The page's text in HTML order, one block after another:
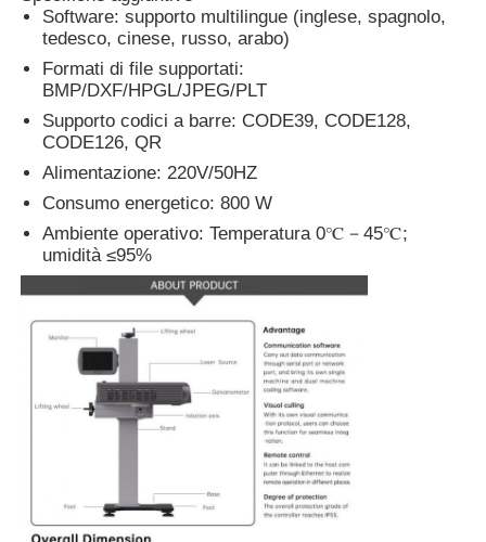
Software: supporto multilingue (inglese, spagnolo,
tedesco, cinese, russo, arabo)
Formati di file supportati:
BMP/DXF/HPGL/JPEG/PLT
Supporto codici a barre: CODE39, CODE128,
CODE126, QR
Alimentazione: 220V/50HZ
Consumo energetico: 800 W
Ambiente operativo: Temperatura 0℃－45℃;
umidità ≤95%